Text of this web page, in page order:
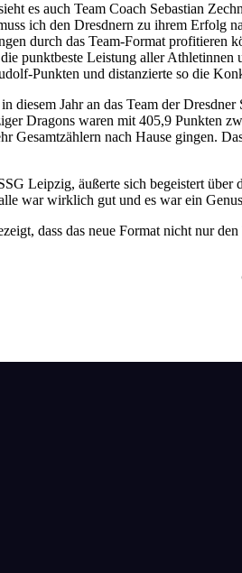
es auch Team Coach Sebastian
ich den Dresdnern zu ihrem
durch das Team-Format
punktbeste Leistung aller
Punkten und distanzierte so die
diesem Jahr an das Team der
Dragons waren mit 405,9 Punkten
Gesamtzählern nach Hause gingen.
Leipzig, äußerte sich begeistert
war wirklich gut und es war ein
dass das neue Format nicht nur